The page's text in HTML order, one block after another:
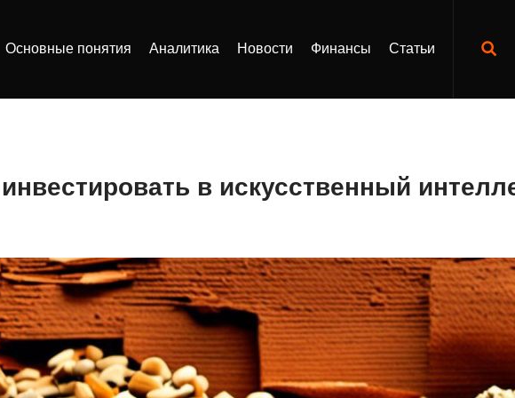
Основные понятия Аналитика Новости Финансы Статьи
в искусственный